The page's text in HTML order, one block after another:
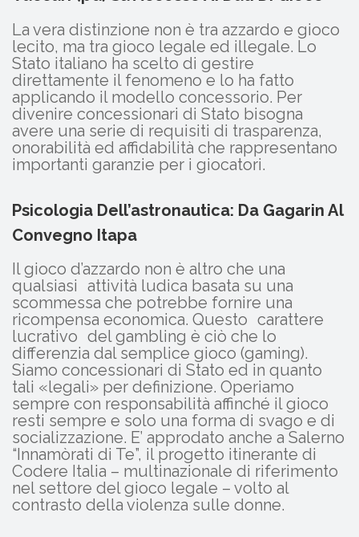
La vera distinzione non è tra azzardo e gioco
lecito, ma tra gioco legale ed illegale. Lo
Stato italiano ha scelto di gestire
direttamente il fenomeno e lo ha fatto
applicando il modello concessorio. Per
divenire concessionari di Stato bisogna
avere una serie di requisiti di trasparenza,
onorabilità ed affidabilità che rappresentano
importanti garanzie per i giocatori.
Psicologia Dell’astronautica: Da Gagarin Al
Convegno Itapa
Il gioco d’azzardo non è altro che una
qualsiasi attività ludica basata su una
scommessa che potrebbe fornire una
ricompensa economica. Questo carattere
lucrativo del gambling è ciò che lo
differenzia dal semplice gioco (gaming).
Siamo concessionari di Stato ed in quanto
tali «legali» per definizione. Operiamo
sempre con responsabilità affinché il gioco
resti sempre e solo una forma di svago e di
socializzazione. E’ approdato anche a Salerno
“Innamòrati di Te”, il progetto itinerante di
Codere Italia – multinazionale di riferimento
nel settore del gioco legale – volto al
contrasto della violenza sulle donne.